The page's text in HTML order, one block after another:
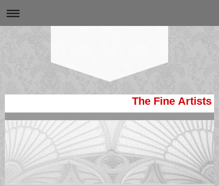
The Fine Artists